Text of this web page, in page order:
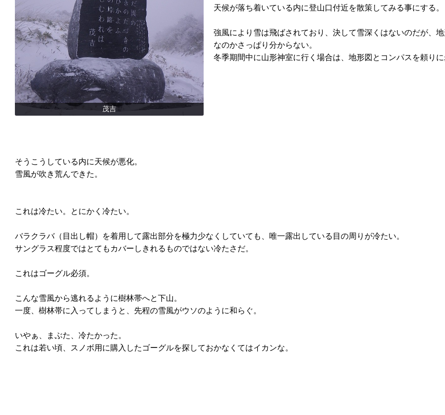
茂吉
天候が落ち着いている内に登山口付近を散策してみる事にする。
強風により雪は飛ばされており、決して雪深くはないのだが、
なのかさっぱり分からない。
冬季期間中に山形神室に行く場合は、地形図とコンパスを頼り
そうこうしている内に天候が悪化。
雪風が吹き荒んできた。
これは冷たい。とにかく冷たい。
バラクラバ（目出し帽）を着用して露出部分を極力少なくしていても、唯一露出している目の周りが冷たい。
サングラス程度ではとてもカバーしきれるものではない冷たさだ。
これはゴーグル必須。
こんな雪風から逃れるように樹林帯へと下山。
一度、樹林帯に入ってしまうと、先程の雪風がウソのように和らぐ。
いやぁ、まぶた、冷たかった。
これは若い頃、スノボ用に購入したゴーグルを探しておかなくてはイカンな。